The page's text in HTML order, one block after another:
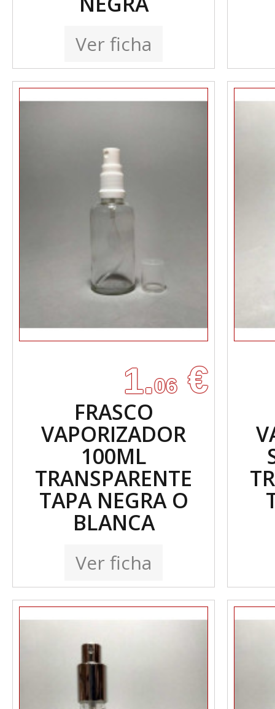
Ver ficha
1.06 €
FRASCO
VAPORIZADOR
100ML
TRANSPARENTE
TAPA NEGRA O
BLANCA
Ver ficha